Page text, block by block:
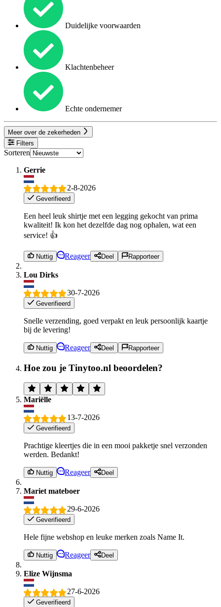
Duidelijke voorwaarden
Klachtenbeheer
Echte ondernemer
Meer over de zekerheden
Filters
Sorteren
Gerrie
2-8-2026
Geverifieerd
Een heel leuk shirtje met een legging gekocht van prima
kwaliteit! Ik kon het dezelfde dag nog ophalen, wat een
service! 👍
Nuttig Reageer Deel Rapporteer
Lou Dirks
30-7-2026
Geverifieerd
Snelle verzending, goed verpakt en leuk persoonlijk kaartje
bij de levering!
Nuttig Reageer Deel Rapporteer
Hoe zou je Tinytoo.nl beoordelen?
Mariëlle
13-7-2026
Geverifieerd
Prachtige kleertjes die in een mooi pakketje snel verzonden
werden. Bedankt!
Nuttig Reageer Deel
Mariet mateboer
29-6-2026
Geverifieerd
Hele fijne webshop en leuke merken zoals Name It.
Nuttig Reageer Deel
Elize Wijnsma
27-6-2026
Geverifieerd